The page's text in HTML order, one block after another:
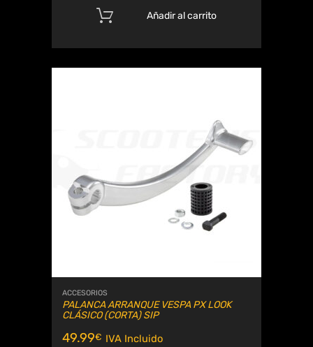
Añadir al carrito
ACCESORIOS
PALANCA ARRANQUE VESPA PX LOOK
CLÁSICO (CORTA) SIP
49.99€ IVA Incluido